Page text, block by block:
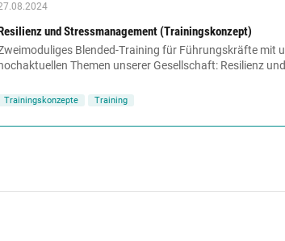
und Stressmanagement (Trainingskonzept)
Blended-Training für Führungskräfte mit
hochaktuellen Themen unserer Gesellschaft: Resilienz
Trainingskonzepte Training